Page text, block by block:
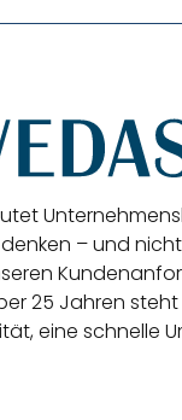
– und
25 Jahren
eine schnelle